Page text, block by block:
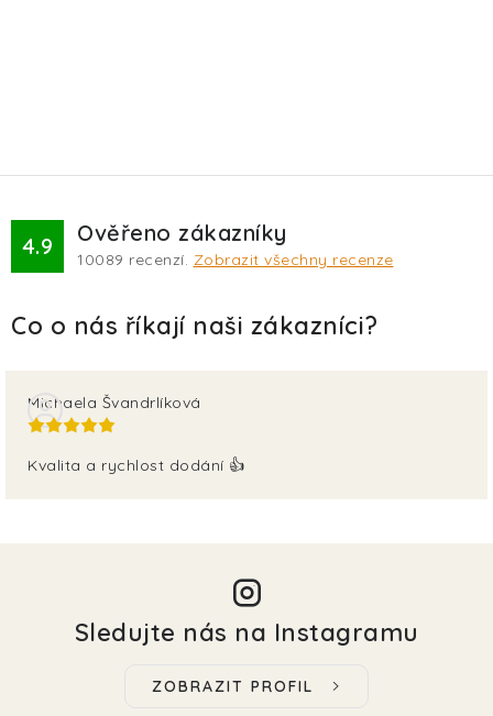
4.9 Ověřeno zákazníky
10089 recenzí. Zobrazit všechny recenze
Michaela Švandrlíková
Kvalita a rychlost dodání 👍
Sledujte nás na Instagramu
ZOBRAZIT PROFIL